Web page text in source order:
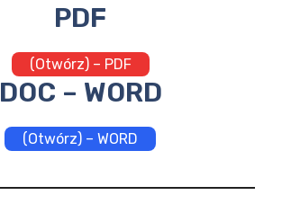
PDF
(Otwórz) – PDF
DOC – WORD
(Otwórz) – WORD